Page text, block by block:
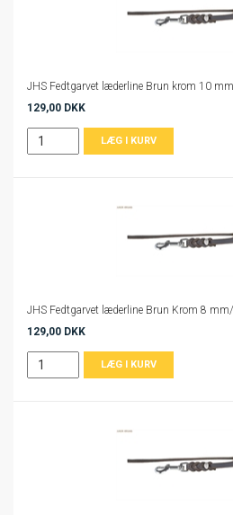
JHS Fedtgarvet læderline Brun krom 10
129,00 DKK
JHS Fedtgarvet læderline Brun Krom 8
129,00 DKK